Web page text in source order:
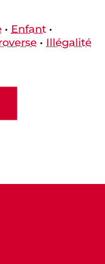
• Enfant •
• Illégalité